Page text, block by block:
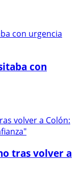
con
tras volver a